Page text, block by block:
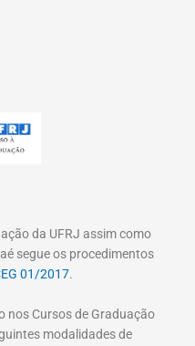
da UFRJ assim como
segue os procedimentos
01/2017.
nos Cursos de Graduação
modalidades de